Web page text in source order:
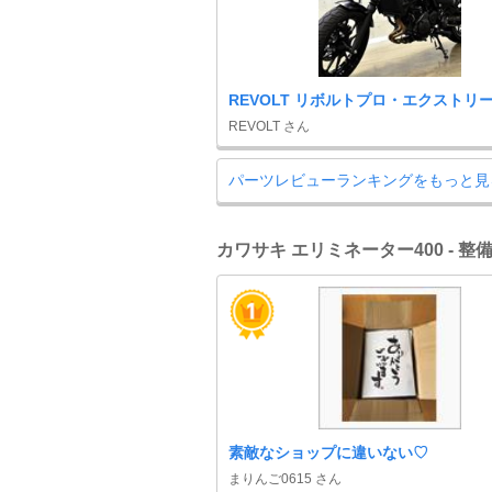
REVOLT リボルトプロ・エクストリ
REVOLT さん
パーツレビューランキングをもっと
カワサキ エリミネーター400 - 整
素敵なショップに違いない♡
まりんご0615 さん